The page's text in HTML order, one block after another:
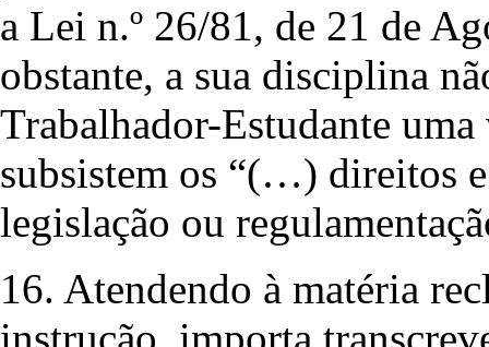
a Lei n.º 26/81, de 21 de
obstante, a sua disciplina
Trabalhador-Estudante
subsistem os “(…) direitos
legislação ou
16. Atendendo à matéria